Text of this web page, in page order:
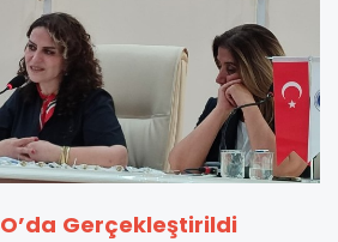
Gerçekleştirildi